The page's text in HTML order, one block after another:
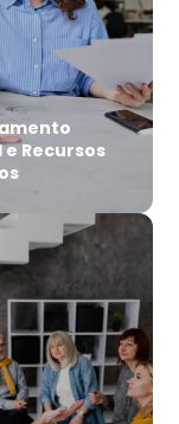
e Recursos